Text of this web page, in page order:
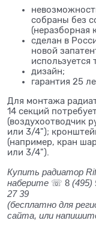
собраны без
(неразборная
сделан в
новой
используется
дизайн;
гарантия 25
Для монтажа
14 секций
(воздухоотводчик
или 3/4");
(например, кран
или 3/4").
Купить радиатор
наберите ☏ 8 (495)
27 39
(бесплатно для
сайта, или